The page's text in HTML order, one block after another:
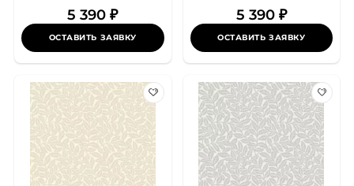
5 390 ₽
ОСТАВИТЬ ЗАЯВКУ
5 390 ₽
ОСТАВИТЬ ЗАЯВКУ